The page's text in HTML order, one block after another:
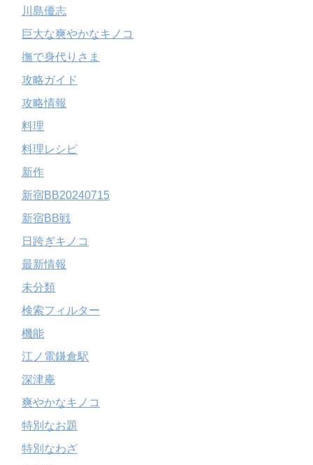
川島優志
巨大な爽やかなキノコ
撫で身代りさま
攻略ガイド
攻略情報
料理
料理レシピ
新作
新宿BB20240715
新宿BB戦
日跨ぎキノコ
最新情報
未分類
検索フィルター
機能
江ノ電鎌倉駅
深津庵
爽やかなキノコ
特別なお題
特別なわざ